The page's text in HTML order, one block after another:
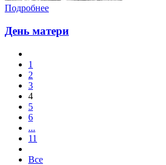
Подробнее
День матери
1
2
3
4
5
6
...
11
Все